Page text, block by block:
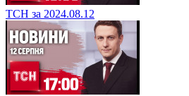
ТСН за 2024.08.12